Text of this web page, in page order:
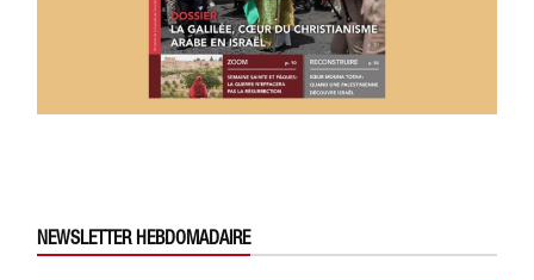
NEWSLETTER HEBDOMADAIRE